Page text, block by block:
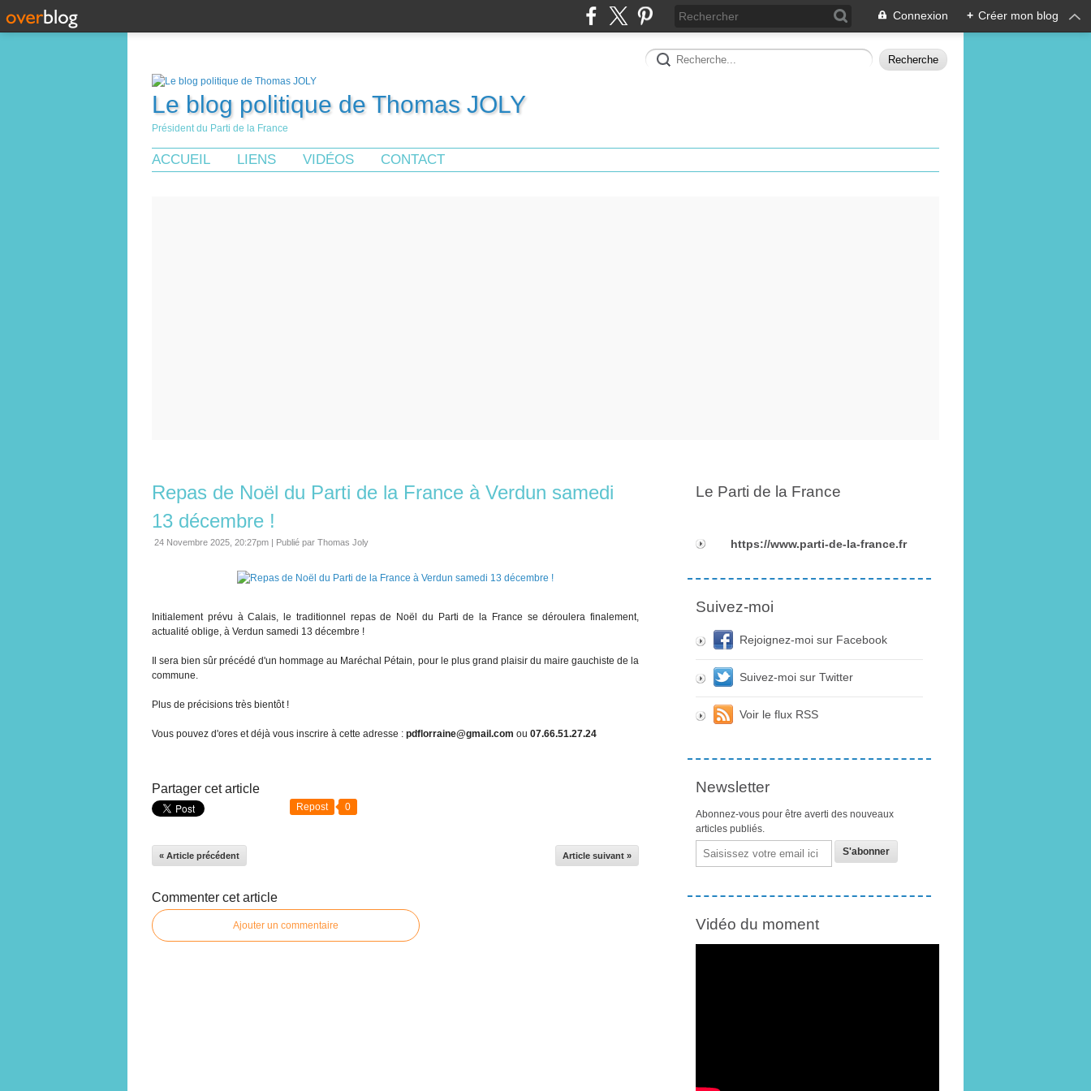
Connexion + Créer mon blog
Le blog politique de Thomas JOLY
Président du Parti de la France
ACCUEIL LIENS VIDÉOS CONTACT
Repas de Noël du Parti de la France à Verdun samedi
13 décembre !
24 Novembre 2025, 20:27pm | Publié par Thomas Joly
Initialement prévu à Calais, le traditionnel repas de Noël du Parti de la France se déroulera finalement,
actualité oblige, à Verdun samedi 13 décembre !
Il sera bien sûr précédé d'un hommage au Maréchal Pétain, pour le plus grand plaisir du maire gauchiste de la
commune.
Plus de précisions très bientôt !
Vous pouvez d'ores et déjà vous inscrire à cette adresse : pdflorraine@gmail.com ou 07.66.51.27.24
Partager cet article
Repost 0
« Article précédent Article suivant »
Commenter cet article
Ajouter un commentaire
Le Parti de la France
https://www.parti-de-la-france.fr
Suivez-moi
Rejoignez-moi sur Facebook
Suivez-moi sur Twitter
Voir le flux RSS
Newsletter
Abonnez-vous pour être averti des nouveaux
articles publiés.
Email
Vidéo du moment